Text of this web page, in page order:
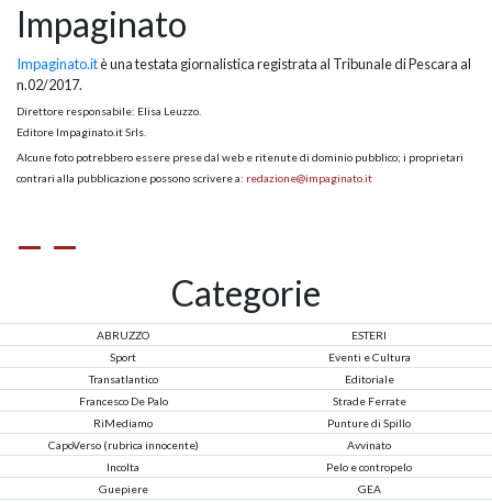
Impaginato
Impaginato.itè una testata giornalistica registrata al Tribunale di Pescara al
n.02/2017.
Direttore responsabile: Elisa Leuzzo.
Editore Impaginato.it Srls.
Alcune foto potrebbero essere prese dal web e ritenute di dominio pubblico; i proprietari
contrari alla pubblicazione possono scrivere a: redazione@impaginato.it
Categorie
ABRUZZO
ESTERI
Sport
Eventi e Cultura
Transatlantico
Editoriale
Francesco De Palo
Strade Ferrate
RiMediamo
Punture di Spillo
CapoVerso (rubrica innocente)
Avvinato
Incolta
Pelo e contropelo
Guepiere
GEA